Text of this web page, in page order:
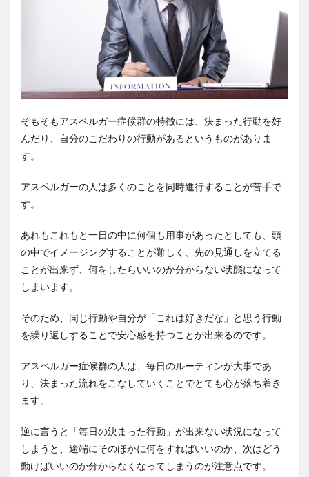
そもそもアスペルガー症候群の特徴には、決まった行動を好
んだり、自分のこだわりの行動があるというものがありま
す。
アスペルガーの人は多くのことを同時進行することが苦手で
す。
あれもこれもと一日の中に何個も用事があったとしても、頭
の中でイメージングすることが難しく、先の見通しを立てる
ことが出来ず、何をしたらいいのか分からない状態になって
しまいます。
そのため、同じ行動や自分が「これは好きだな」と思う行動
を繰り返しすることで安心感を持つことが出来るのです。
アスペルガー症候群の人は、毎日のルーティンが大事であ
り、決まった流れをこなしていくことでとても心が落ち着き
ます。
逆に言うと「毎日の決まった行動」が出来ない状況になって
しまうと、途端にそのほかに何をすればいいのか、次はどう
動けばいいのか分からなくなってしまうのが注意点です。